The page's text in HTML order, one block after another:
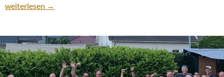
Heimsieg bei großer Saisoneröffnung
weiterlesen →